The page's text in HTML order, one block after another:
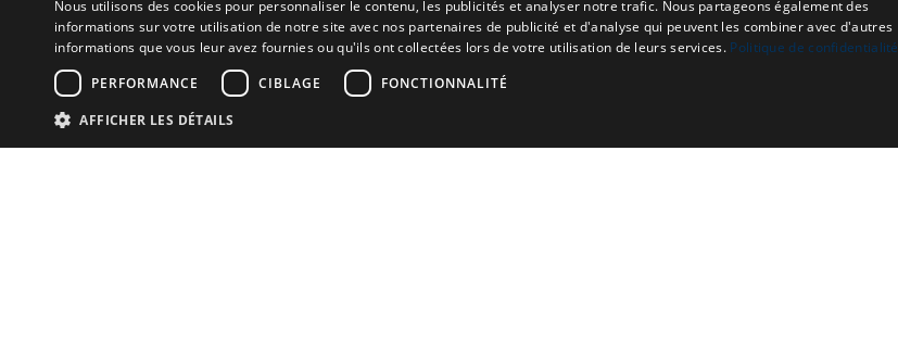
Nous utilisons des cookies pour personnaliser le contenu, les publicités et analyser notre trafic. Nous partageons également des
informations sur votre utilisation de notre site avec nos partenaires de publicité et d'analyse qui peuvent les combiner avec d'autres
informations que vous leur avez fournies ou qu'ils ont collectées lors de votre utilisation de leurs services. Politique de confidentialité
PERFORMANCE
CIBLAGE FONCTIONNALITÉ
AFFICHER LES DÉTAILS